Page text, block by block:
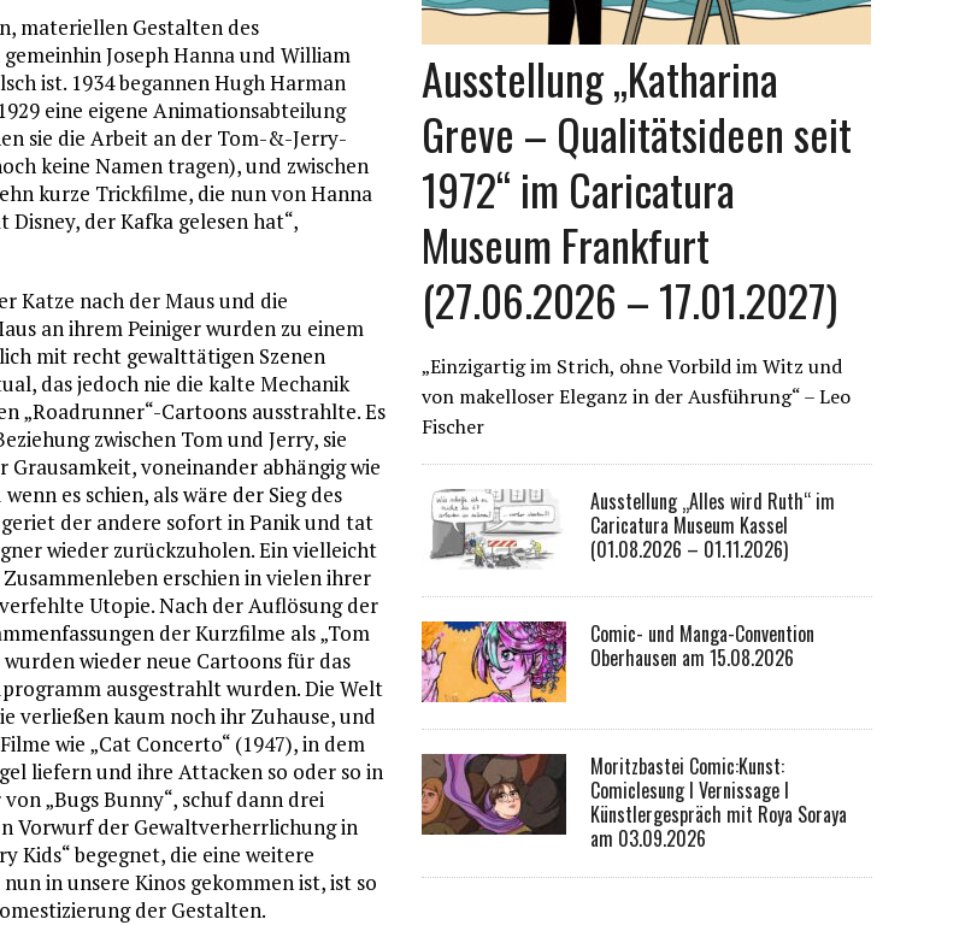
materiellen Gestalten des
Joseph Hanna und William
ist. 1934 begannen Hugh Harman
eine eigene Animationsabteilung
sie die Arbeit an der Tom-&-Jerry-
keine Namen tragen), und zwischen
kurze Trickfilme, die nun von Hanna
der Kafka gelesen hat“,
Katze nach der Maus und die
an ihrem Peiniger wurden zu einem
mit recht gewalttätigen Szenen
das jedoch nie die kalte Mechanik
„Roadrunner“-Cartoons ausstrahlte. Es
zwischen Tom und Jerry, sie
Grausamkeit, voneinander abhängig wie
es schien, als wäre der Sieg des
der andere sofort in Panik und tat
wieder zurückzuholen. Ein vielleicht
erschien in vielen ihrer
Utopie. Nach der Auflösung der
der Kurzfilme als „Tom
wieder neue Cartoons für das
ausgestrahlt wurden. Die Welt
verließen kaum noch ihr Zuhause, und
wie „Cat Concerto“ (1947), in dem
liefern und ihre Attacken so oder so in
„Bugs Bunny“, schuf dann drei
Vorwurf der Gewaltverherrlichung in
Kids“ begegnet, die eine weitere
in unsere Kinos gekommen ist, ist so
der Gestalten.
Ausstellung „Katharina
Greve – Qualitätsideen seit
1972“ im Caricatura
Museum Frankfurt
(27.06.2026 – 17.01.2027)
„Einzigartig im Strich, ohne Vorbild im Witz und
von makelloser Eleganz in der Ausführung“ – Leo
Fischer
Ausstellung „Alles wird Ruth“ im
Caricatura Museum Kassel
(01.08.2026 – 01.11.2026)
Comic- und Manga-Convention
Oberhausen am 15.08.2026
Moritzbastei Comic:Kunst:
Comiclesung I Vernissage I
Künstlergespräch mit Roya Soraya
am 03.09.2026